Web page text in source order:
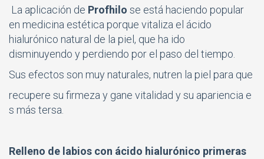
La aplicación de Profhilo se está haciendo popular
en medicina estética porque vitaliza el ácido
hialurónico natural de la piel, que ha ido
disminuyendo y perdiendo por el paso del tiempo.
Sus efectos son muy naturales, nutren la piel para que
recupere su firmeza y gane vitalidad y su apariencia e
s más tersa.
Relleno de labios con ácido hialurónico primeras